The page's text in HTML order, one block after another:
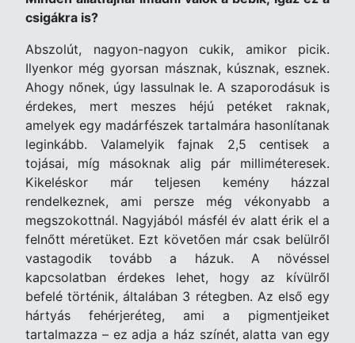
csigákra is?
Abszolút, nagyon-nagyon cukik, amikor picik.
Ilyenkor még gyorsan másznak, kúsznak, esznek.
Ahogy nőnek, úgy lassulnak le. A szaporodásuk is
érdekes, mert meszes héjú petéket raknak,
amelyek egy madárfészek tartalmára hasonlítanak
leginkább. Valamelyik fajnak 2,5 centisek a
tojásai, míg másoknak alig pár milliméteresek.
Kikeléskor már teljesen kemény házzal
rendelkeznek, ami persze még vékonyabb a
megszokottnál. Nagyjából másfél év alatt érik el a
felnőtt méretüket. Ezt követően már csak belülről
vastagodik tovább a házuk. A növéssel
kapcsolatban érdekes lehet, hogy az kívülről
befelé történik, általában 3 rétegben. Az első egy
hártyás fehérjeréteg, ami a pigmentjeiket
tartalmazza – ez adja a ház színét, alatta van egy